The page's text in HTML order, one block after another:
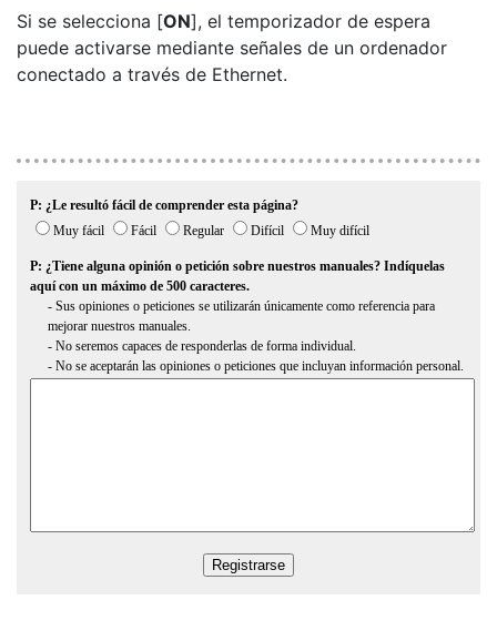
Si se selecciona [ON], el temporizador de espera
puede activarse mediante señales de un ordenador
conectado a través de Ethernet.